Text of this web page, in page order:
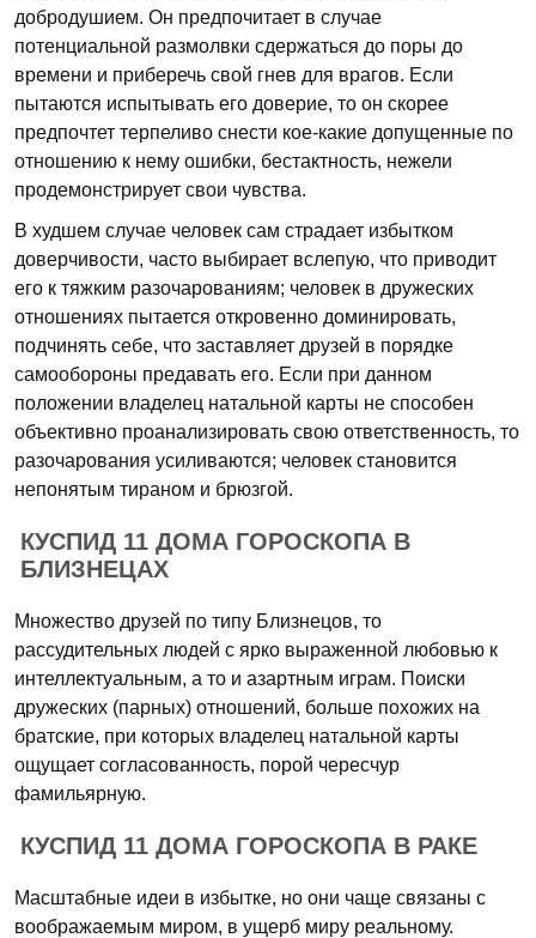
добродушием. Он предпочитает в случае
потенциальной размолвки сдержаться до поры до
времени и приберечь свой гнев для врагов. Если
пытаются испытывать его доверие, то он скорее
предпочтет терпеливо снести кое-какие допущенные по
отношению к нему ошибки, бестактность, нежели
продемонстрирует свои чувства.
В худшем случае человек сам страдает избытком
доверчивости, часто выбирает вслепую, что приводит
его к тяжким разочарованиям; человек в дружеских
отношениях пытается откровенно доминировать,
подчинять себе, что заставляет друзей в порядке
самообороны предавать его. Если при данном
положении владелец натальной карты не способен
объективно проанализировать свою ответственность, то
разочарования усиливаются; человек становится
непонятым тираном и брюзгой.
КУСПИД 11 ДОМА ГОРОСКОПА В
БЛИЗНЕЦАХ
Множество друзей по типу Близнецов, то
рассудительных людей с ярко выраженной любовью к
интеллектуальным, а то и азартным играм. Поиски
дружеских (парных) отношений, больше похожих на
братские, при которых владелец натальной карты
ощущает согласованность, порой чересчур
фамильярную.
КУСПИД 11 ДОМА ГОРОСКОПА В РАКЕ
Масштабные идеи в избытке, но они чаще связаны с
воображаемым миром, в ущерб миру реальному.